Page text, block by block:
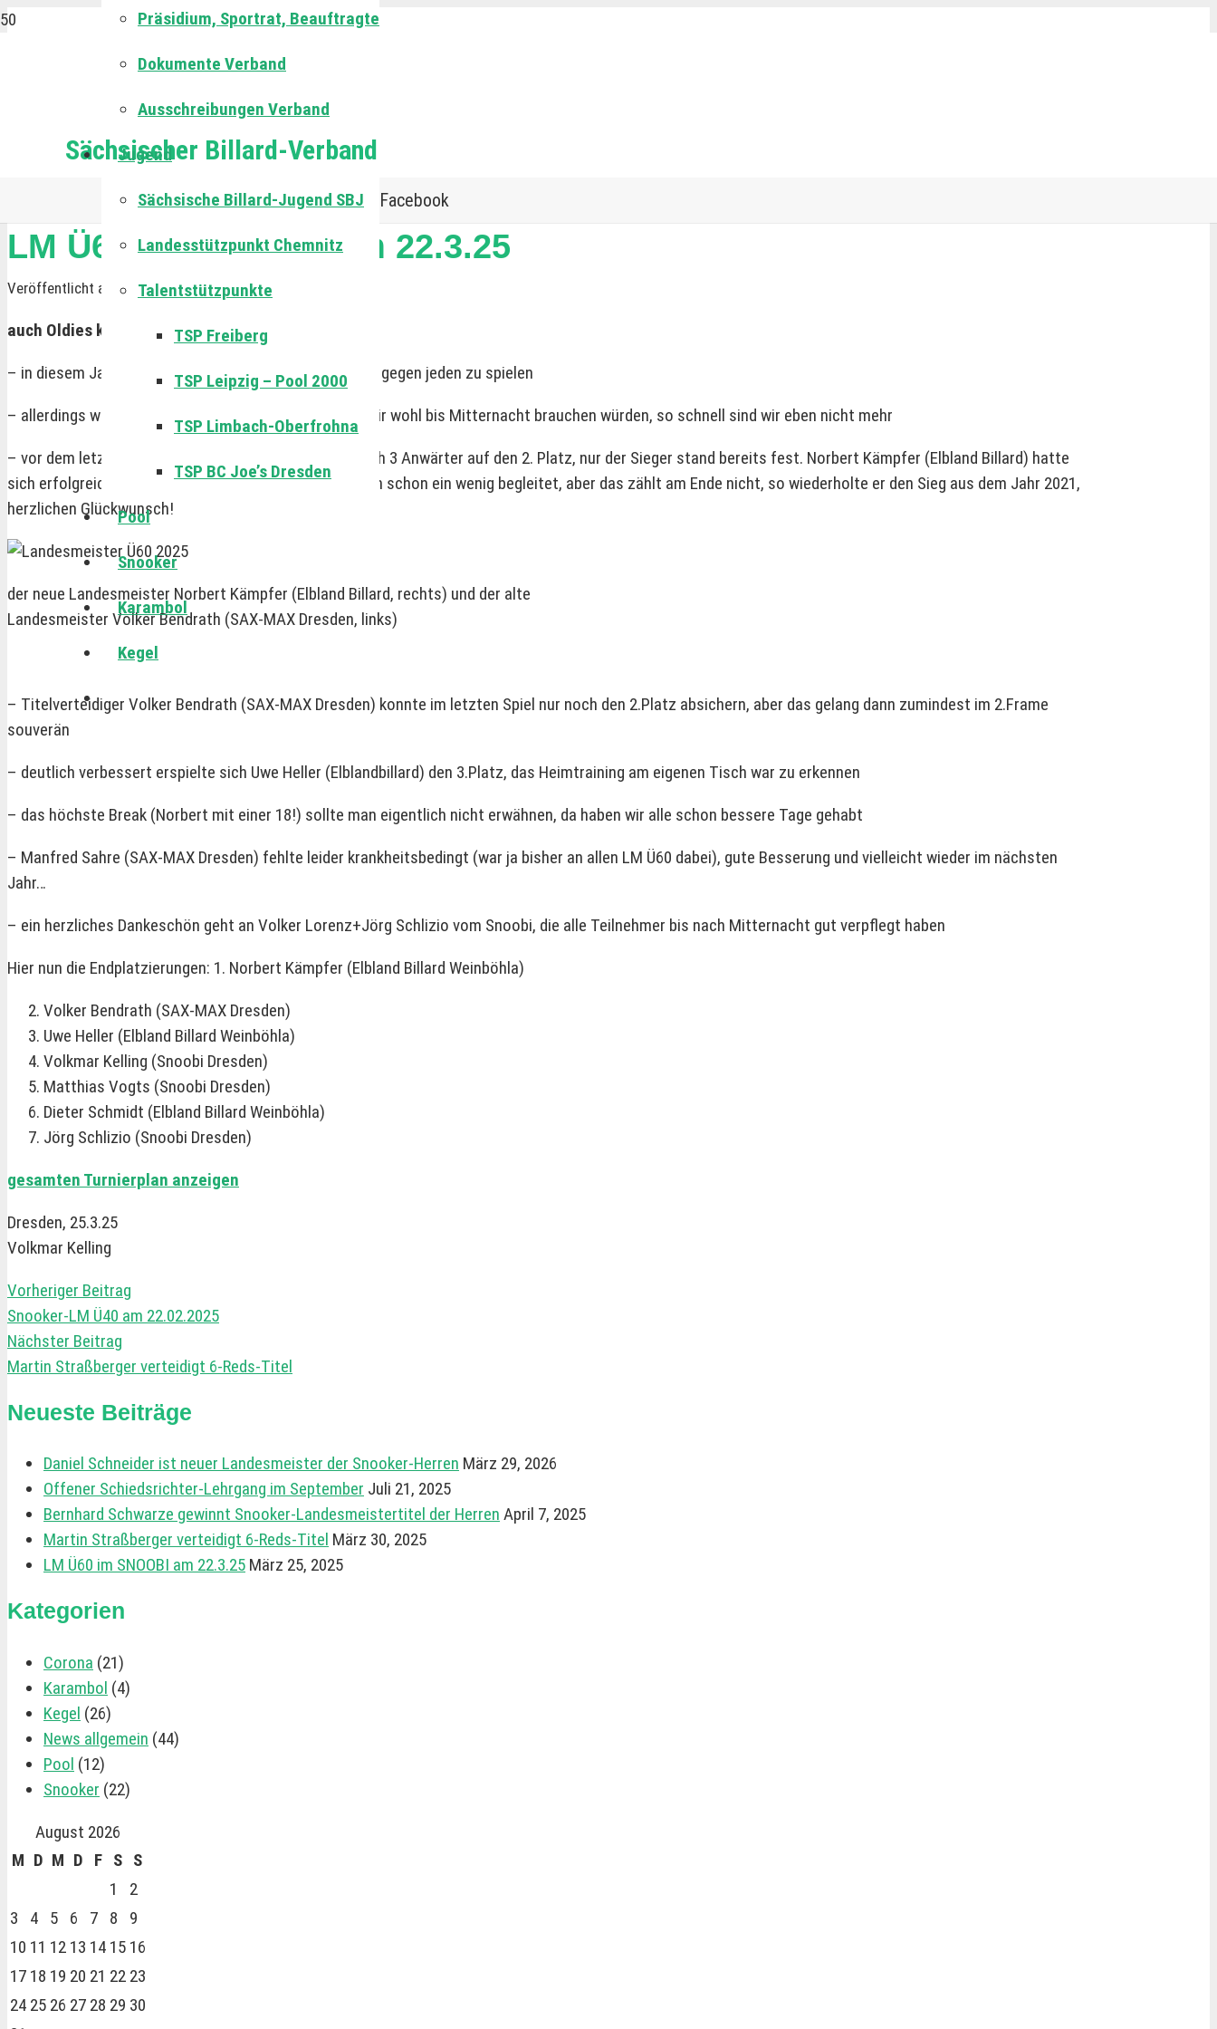
Sächsischer Billard-Verband
Präsidium, Sportrat, Beauftragte
Dokumente Verband
Ausschreibungen Verband
Jugend
Sächsische Billard-Jugend SBJ
Landesstützpunkt Chemnitz
Talentstützpunkte
TSP Freiberg
TSP Leipzig – Pool 2000
TSP Limbach-Oberfrohna
TSP BC Joe’s Dresden
Pool
Snooker
Karambol
Kegel
Facebook
LM Ü60 im SNOOBI am 22.3.25
Veröffentlicht am:25.03.25
auch Oldies können bis 1 Uhr durchhalten
– in diesem Jahr nur 7 Teilnehmer, da lag es nahe, jeder gegen jeden zu spielen
– allerdings wurde schon zur Halbzeit allen klar, dass wir wohl bis Mitternacht brauchen würden, so schnell sind wir eben nicht mehr
– vor dem letzten Match (Beginn 23:30 Uhr) gab es noch 3 Anwärter auf den 2. Platz, nur der Sieger stand bereits fest. Norbert Kämpfer (Elbland Billard) hatte
sich erfolgreich durchgekämpft, die Glücksfee hatte ihn schon ein wenig begleitet, aber das zählt am Ende nicht, so wiederholte er den Sieg aus dem Jahr 2021,
herzlichen Glückwunsch!
der neue Landesmeister Norbert Kämpfer (Elbland Billard, rechts) und der alte
Landesmeister Volker Bendrath (SAX-MAX Dresden, links)
– Titelverteidiger Volker Bendrath (SAX-MAX Dresden) konnte im letzten Spiel nur noch den 2.Platz absichern, aber das gelang dann zumindest im 2.Frame
souverän
– deutlich verbessert erspielte sich Uwe Heller (Elblandbillard) den 3.Platz, das Heimtraining am eigenen Tisch war zu erkennen
– das höchste Break (Norbert mit einer 18!) sollte man eigentlich nicht erwähnen, da haben wir alle schon bessere Tage gehabt
– Manfred Sahre (SAX-MAX Dresden) fehlte leider krankheitsbedingt (war ja bisher an allen LM Ü60 dabei), gute Besserung und vielleicht wieder im nächsten
Jahr…
– ein herzliches Dankeschön geht an Volker Lorenz+Jörg Schlizio vom Snoobi, die alle Teilnehmer bis nach Mitternacht gut verpflegt haben
Hier nun die Endplatzierungen: 1. Norbert Kämpfer (Elbland Billard Weinböhla)
Volker Bendrath (SAX-MAX Dresden)
Uwe Heller (Elbland Billard Weinböhla)
Volkmar Kelling (Snoobi Dresden)
Matthias Vogts (Snoobi Dresden)
Dieter Schmidt (Elbland Billard Weinböhla)
Jörg Schlizio (Snoobi Dresden)
gesamten Turnierplan anzeigen
Dresden, 25.3.25
Volkmar Kelling
Vorheriger Beitrag
Snooker-LM Ü40 am 22.02.2025
Nächster Beitrag
Martin Straßberger verteidigt 6-Reds-Titel
Neueste Beiträge
Daniel Schneider ist neuer Landesmeister der Snooker-Herren März 29, 2026
Offener Schiedsrichter-Lehrgang im September Juli 21, 2025
Bernhard Schwarze gewinnt Snooker-Landesmeistertitel der Herren April 7, 2025
Martin Straßberger verteidigt 6-Reds-Titel März 30, 2025
LM Ü60 im SNOOBI am 22.3.25 März 25, 2025
Kategorien
Corona (21)
Karambol (4)
Kegel (26)
News allgemein (44)
Pool (12)
Snooker (22)
August 2026
M D M D F S S
1
2
3
4 5 6 7 8
9
10 11 12 13 14 15 16
17 18 19 20 21 22 23
24 25 26 27 28 29 30